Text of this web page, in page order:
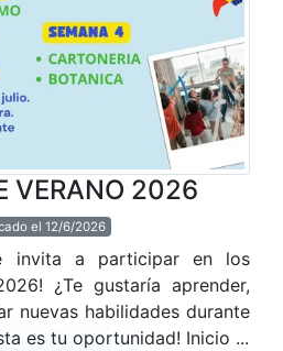
VERANO 2026
el 12/6/2026
invita a participar en los
¿Te gustaría aprender,
nuevas habilidades durante
es tu oportunidad! Inicio ...